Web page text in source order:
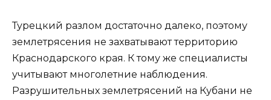
Турецкий разлом достаточно далеко, поэтому
землетрясения не захватывают территорию
Краснодарского края. К тому же специалисты
учитывают многолетние наблюдения.
Разрушительных землетрясений на Кубани не